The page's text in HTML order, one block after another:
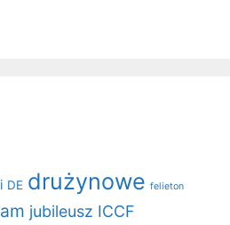
DE drużynowe felieton
jubileusz ICCF